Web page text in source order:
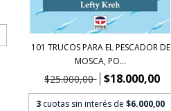
101 TRUCOS PARA EL PESCADOR DE
MOSCA, PO...
$25.000,00 $18.000,00
3 cuotas sin interés de$6.000,00